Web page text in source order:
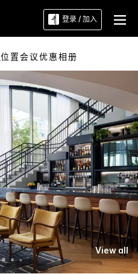
登录 / 加入
位置会议优惠相册
View all